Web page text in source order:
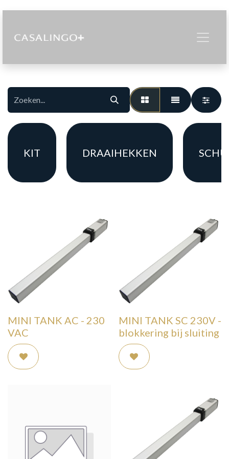
KIT DRAAIHEKKEN
MINI TANK AC - 230
VAC
MINI TANK SC 230V -
blokkering bij sluiting